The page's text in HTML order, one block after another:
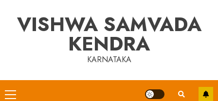
contentVISHWA SAMVADA
KENDRA
KARNATAKA
Primary